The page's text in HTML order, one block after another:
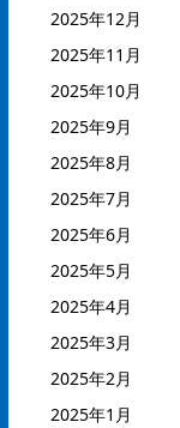
2025年12月
2025年11月
2025年10月
2025年9月
2025年8月
2025年7月
2025年6月
2025年5月
2025年4月
2025年3月
2025年2月
2025年1月